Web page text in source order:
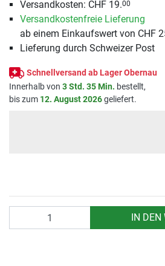
Versandkosten: CHF 19.00
Versandkostenfreie Lieferung
ab einem Einkaufswert von CHF
Lieferung durch Schweizer Post
Schnellversand ab Lager Obernau
Innerhalb von 3 Std. 35 Min. bestellt,
bis zum 12. August 2026geliefert.
IN DEN